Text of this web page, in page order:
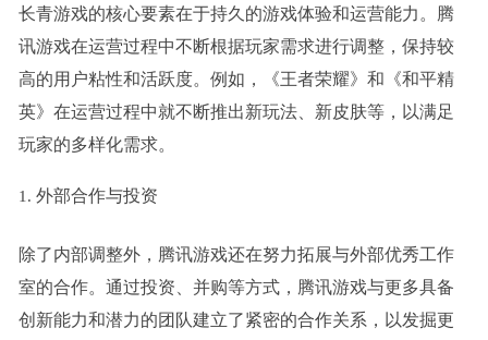
长青游戏的核心要素在于持久的游戏体验和运营能力。腾
讯游戏在运营过程中不断根据玩家需求进行调整，保持较
高的用户粘性和活跃度。例如，《王者荣耀》和《和平精
英》在运营过程中就不断推出新玩法、新皮肤等，以满足
玩家的多样化需求。
外部合作与投资
除了内部调整外，腾讯游戏还在努力拓展与外部优秀工作
室的合作。通过投资、并购等方式，腾讯游戏与更多具备
创新能力和潜力的团队建立了紧密的合作关系，以发掘更